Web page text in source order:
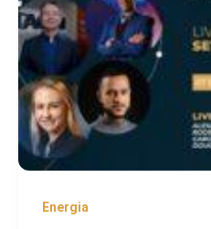
Energia